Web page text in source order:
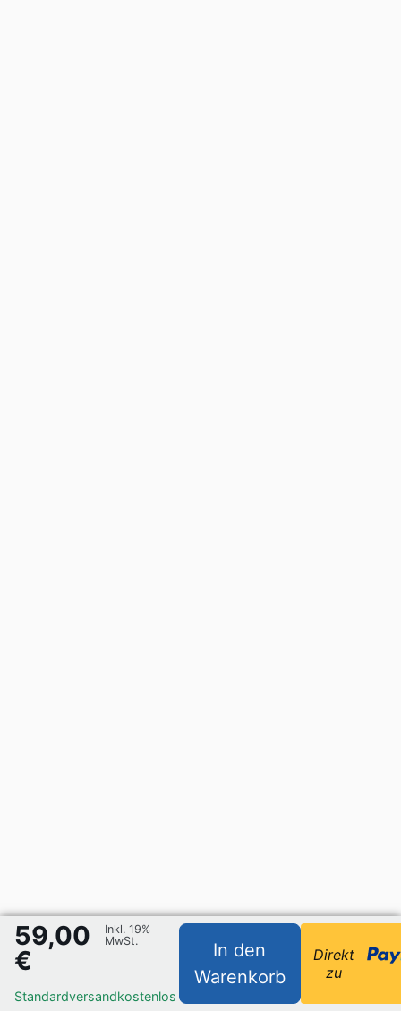
59,00
€
Inkl. 19%
MwSt.
Standardversandkostenlos
In den
Warenkorb
Direkt
zu